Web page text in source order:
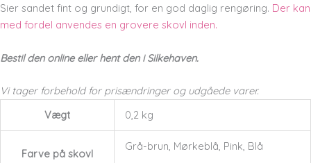
Sier sandet fint og grundigt, for en god daglig rengøring. Der kan
med fordel anvendes en grovere skovl inden.
Bestil den online eller hent den i Silkehaven.
Vi tager forbehold for prisændringer og udgåede varer.
Vægt
0,2 kg
Farve på skovl
Grå-brun, Mørkeblå, Pink, Blå